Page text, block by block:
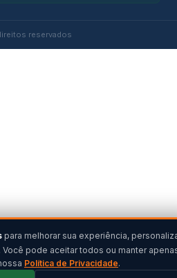
reservados
para melhorar sua experiência,
pode aceitar todos ou manter
Política de Privacidade.